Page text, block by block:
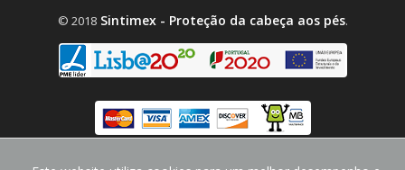
© 2018Sintimex - Proteção da cabeça aos pés.